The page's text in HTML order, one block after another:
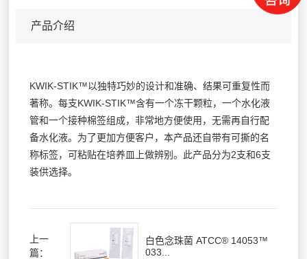
产品介绍
KWIK-STIK™以独特巧妙的设计和准确、结果可重复性而
著称。每支KWIK-STIK™含有一个冻干颗粒，一个水化液
管和一个接种棉签组成，非常地方便使用，无需再自行配
备水化液。为了更加方便客户，本产品还自带有可撕的名
称标签，可粘贴在培养皿上做辨别。此产品分为2支和6支
装供选择。
上一
篇：
白色念珠菌 ATCC® 14053™
033...